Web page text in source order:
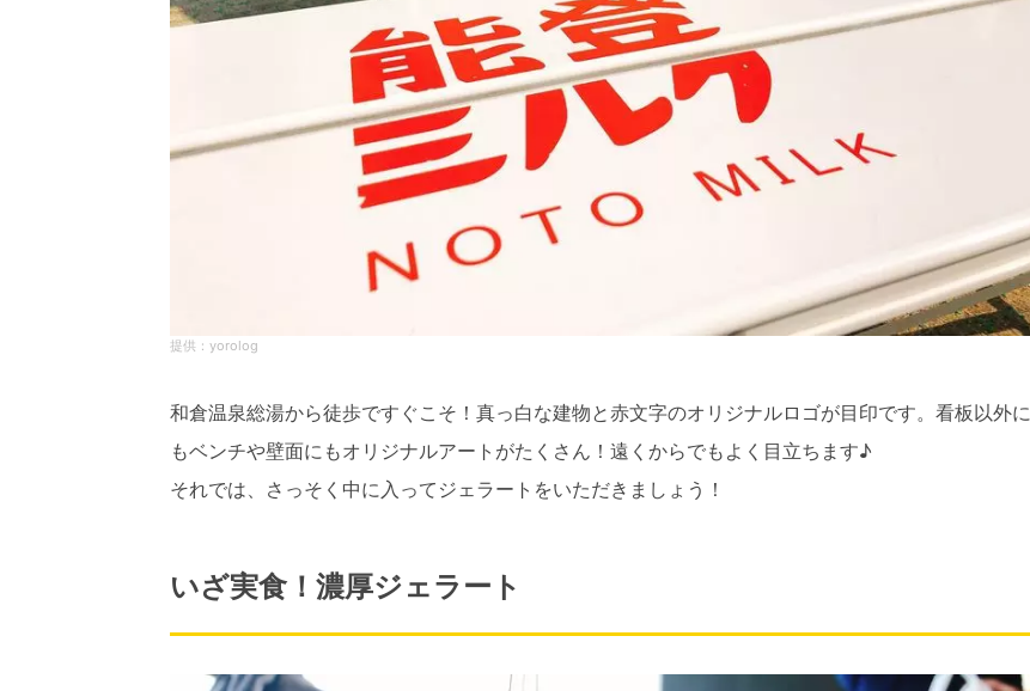
yorolog
和倉温泉総湯から徒歩ですぐこそ！真っ白な建物と赤文字のオリジナルロゴが目印です。看板以外に
もベンチや壁面にもオリジナルアートがたくさん！遠くからでもよく目立ちます♪
それでは、さっそく中に入ってジェラートをいただきましょう！
いざ実食！濃厚ジェラート